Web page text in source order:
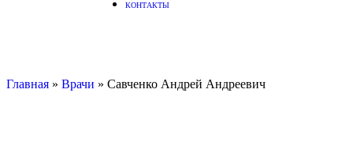
КОНТАКТЫ
Главная » Врачи » Савченко Андрей Андреевич